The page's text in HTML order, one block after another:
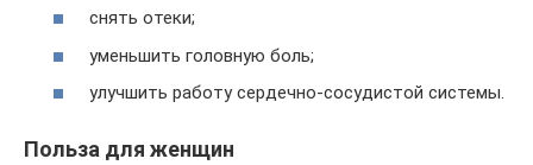
снять отеки;
уменьшить головную боль;
улучшить работу сердечно-сосудистой системы.
Польза для женщин